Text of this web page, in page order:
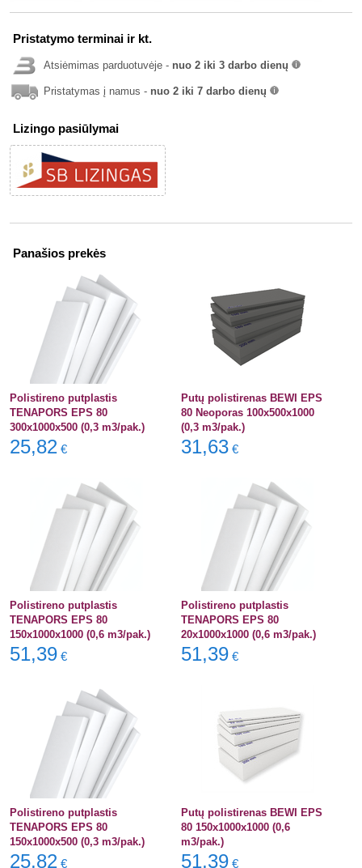
Pristatymo terminai ir kt.
Atsiėmimas parduotuvėje - nuo 2 iki 3 darbo dienų
Pristatymas į namus - nuo 2 iki 7 darbo dienų
Lizingo pasiūlymai
Panašios prekės
Polistireno putplastis
TENAPORS EPS 80
300x1000x500 (0,3 m3/pak.)
25,82 €
Putų polistirenas BEWI EPS
80 Neoporas 100x500x1000
(0,3 m3/pak.)
31,63 €
Polistireno putplastis
TENAPORS EPS 80
150x1000x1000 (0,6 m3/pak.)
51,39 €
Polistireno putplastis
TENAPORS EPS 80
20x1000x1000 (0,6 m3/pak.)
51,39 €
Polistireno putplastis
TENAPORS EPS 80
150x1000x500 (0,3 m3/pak.)
25,82 €
Putų polistirenas BEWI EPS
80 150x1000x1000 (0,6
m3/pak.)
51,39 €